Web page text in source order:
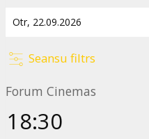
Seansu filtrs
Forum Cinemas
18:30